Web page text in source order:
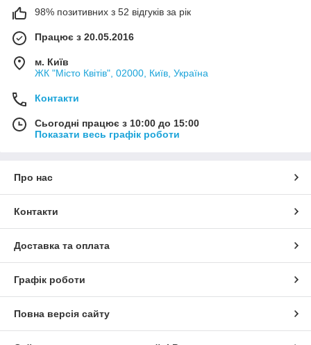
98% позитивних з 52 відгуків за рік
Працює з 20.05.2016
м. Київ
ЖК "Місто Квітів", 02000, Київ, Україна
Контакти
Сьогодні працює з 10:00 до 15:00
Показати весь графік роботи
Про нас
Контакти
Доставка та оплата
Графік роботи
Повна версія сайту